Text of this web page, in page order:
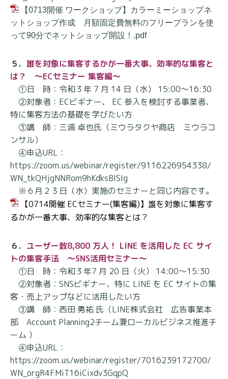
【0713開催 ワークショップ】カラーミーショップネ
ットショップ作成 月額固定費無料のフリープランを使
って90分でネットショップ開設！.pdf
５． 誰を対象に集客するかが一番大事、効率的な集客と
は？ ～ECセミナー 集客編～
①日 時：令和３年 7 月 14 日（水） 15:00～16:30
②対象者：ECビギナー、 EC 参入を検討する事業者、
特に集客方法の基礎を学びたい方
③講 師：三浦 卓也氏（ミウラタクヤ商店 ミウラコ
ンサル）
④申込URL：
https://zoom.us/webinar/register/9116226954338/
WN_tkQHjgNNRom9hKdksBISIg
※６月２３日（水）実施のセミナーと同じ内容です。
【0714開催 ECセミナー(集客編)】誰を対象に集客す
るかが一番大事、効率的な集客とは？
６． ユーザー数8,800 万人！ LINE を活用した EC サイ
トの集客手法 ～SNS活用セミナー～
①日 時：令和３年7 月 20 日（火） 14:00～15:30
②対象者：SNSビギナー、特に LINE を EC サイトの集
客・売上アップなどに活用したい方
③講 師：西田 勇祐 氏（LINE株式会社 広告事業本
部 Account Planning2チーム兼ローカルビジネス推進チ
ーム ）
④申込URL：
https://zoom.us/webinar/register/7016239172700/
WN_orgR4FMiT16iCixdv3GqpQ